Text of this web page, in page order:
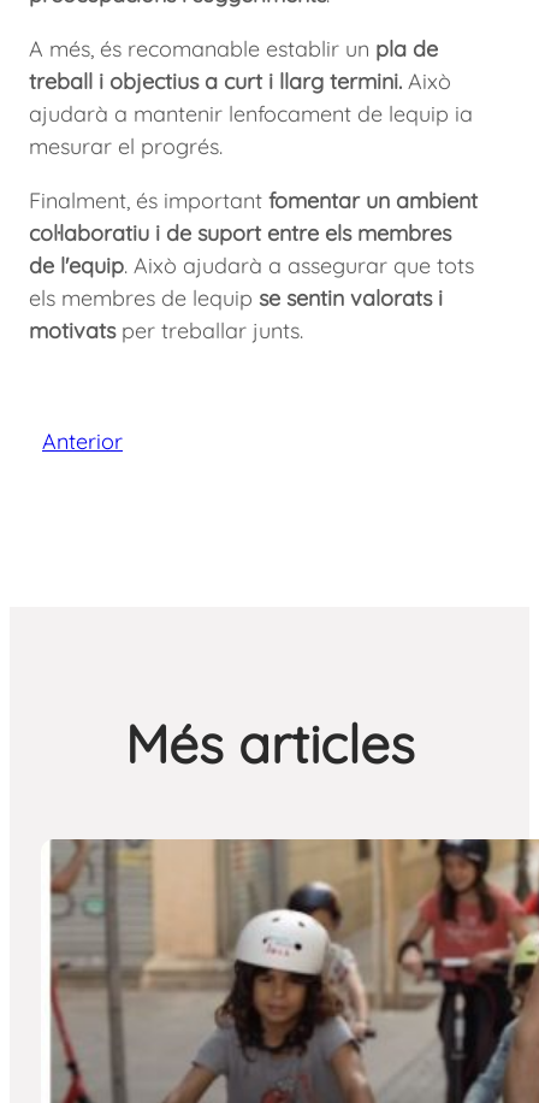
A més, és recomanable establir un pla de
treball i objectius a curt i llarg termini. Això
ajudarà a mantenir lenfocament de lequip ia
mesurar el progrés.
Finalment, és important fomentar un ambient
col·laboratiu i de suport entre els membres
de l'equip. Això ajudarà a assegurar que tots
els membres de lequip se sentin valorats i
motivatsper treballar junts.
Anterior
Més articles